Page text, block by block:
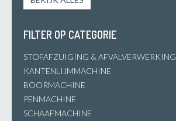
FILTER OP CATEGORIE
STOFAFZUIGING & AFVALVERWERKING
KANTENLIJMMACHINE
BOORMACHINE
PENMACHINE
SCHAAFMACHINE